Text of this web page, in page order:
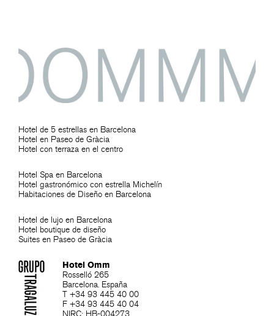
Hotel de 5 estrellas en Barcelona
Hotel en Paseo de Gràcia
Hotel con terraza en el centro
Hotel Spa en Barcelona
Hotel gastronómico con estrella Michelín
Habitaciones de Diseño en Barcelona
Hotel de lujo en Barcelona
Hotel boutique de diseño
Suites en Paseo de Gràcia
Hotel Omm
Rosselló 265
Barcelona. España
T +34 93 445 40 00
F +34 93 445 40 04
NIRC: HB-004273